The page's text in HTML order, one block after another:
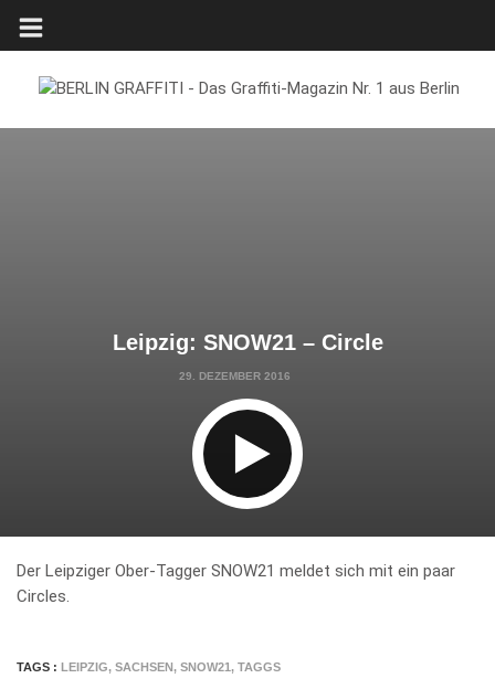
Leipzig: SNOW21 – Circle
29. DEZEMBER 2016
Der Leipziger Ober-Tagger SNOW21 meldet sich mit ein paar
Circles.
TAGS : LEIPZIG, SACHSEN, SNOW21, TAGGS